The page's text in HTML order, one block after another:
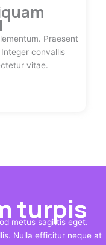
Praesent
convallis
vitae.
turpis
metus sagittis eget.
Nulla efficitur neque at